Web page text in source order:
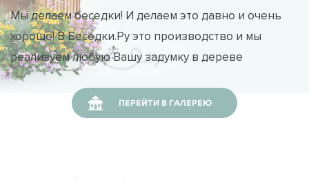
Мы делаем беседки! И делаем это давно и очень
хорошо! В Беседки.Ру это производство и мы
реализуем любую Вашу задумку в дереве
ПЕРЕЙТИ В ГАЛЕРЕЮ